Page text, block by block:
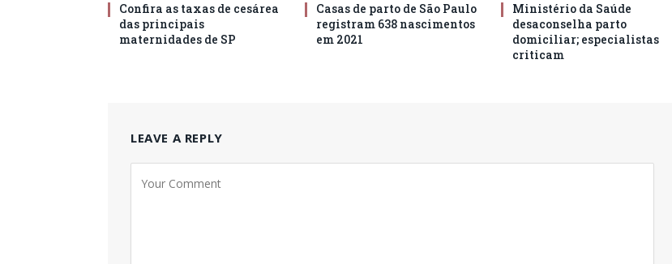
Confira as taxas de cesárea
das principais
maternidades de SP
Casas de parto de São Paulo
registram 638 nascimentos
em 2021
Ministério da Saúde
desaconselha parto
domiciliar; especialistas
criticam
LEAVE A REPLY